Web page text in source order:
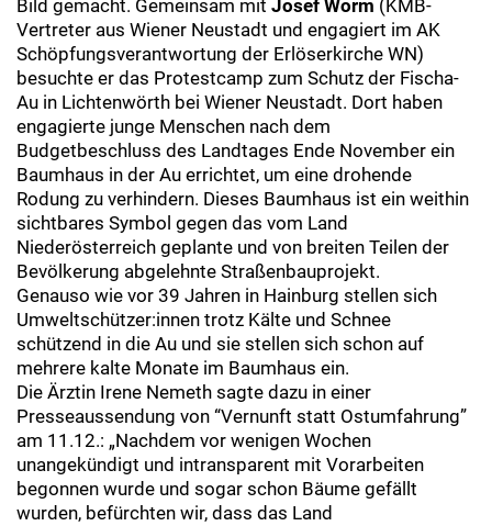
Bild gemacht. Gemeinsam mit Josef Worm (KMB-
Vertreter aus Wiener Neustadt und engagiert im AK
Schöpfungsverantwortung der Erlöserkirche WN)
besuchte er das Protestcamp zum Schutz der Fischa-
Au in Lichtenwörth bei Wiener Neustadt. Dort haben
engagierte junge Menschen nach dem
Budgetbeschluss des Landtages Ende November ein
Baumhaus in der Au errichtet, um eine drohende
Rodung zu verhindern. Dieses Baumhaus ist ein weithin
sichtbares Symbol gegen das vom Land
Niederösterreich geplante und von breiten Teilen der
Bevölkerung abgelehnte Straßenbauprojekt.
Genauso wie vor 39 Jahren in Hainburg stellen sich
Umweltschützer:innen trotz Kälte und Schnee
schützend in die Au und sie stellen sich schon auf
mehrere kalte Monate im Baumhaus ein.
Die Ärztin Irene Nemeth sagte dazu in einer
Presseaussendung von “Vernunft statt Ostumfahrung”
am 11.12.: „Nachdem vor wenigen Wochen
unangekündigt und intransparent mit Vorarbeiten
begonnen wurde und sogar schon Bäume gefällt
wurden, befürchten wir, dass das Land